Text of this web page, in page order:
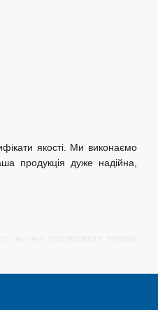
якості. Ми виконаємо
продукція дуже надійна,
значно продовжити термін